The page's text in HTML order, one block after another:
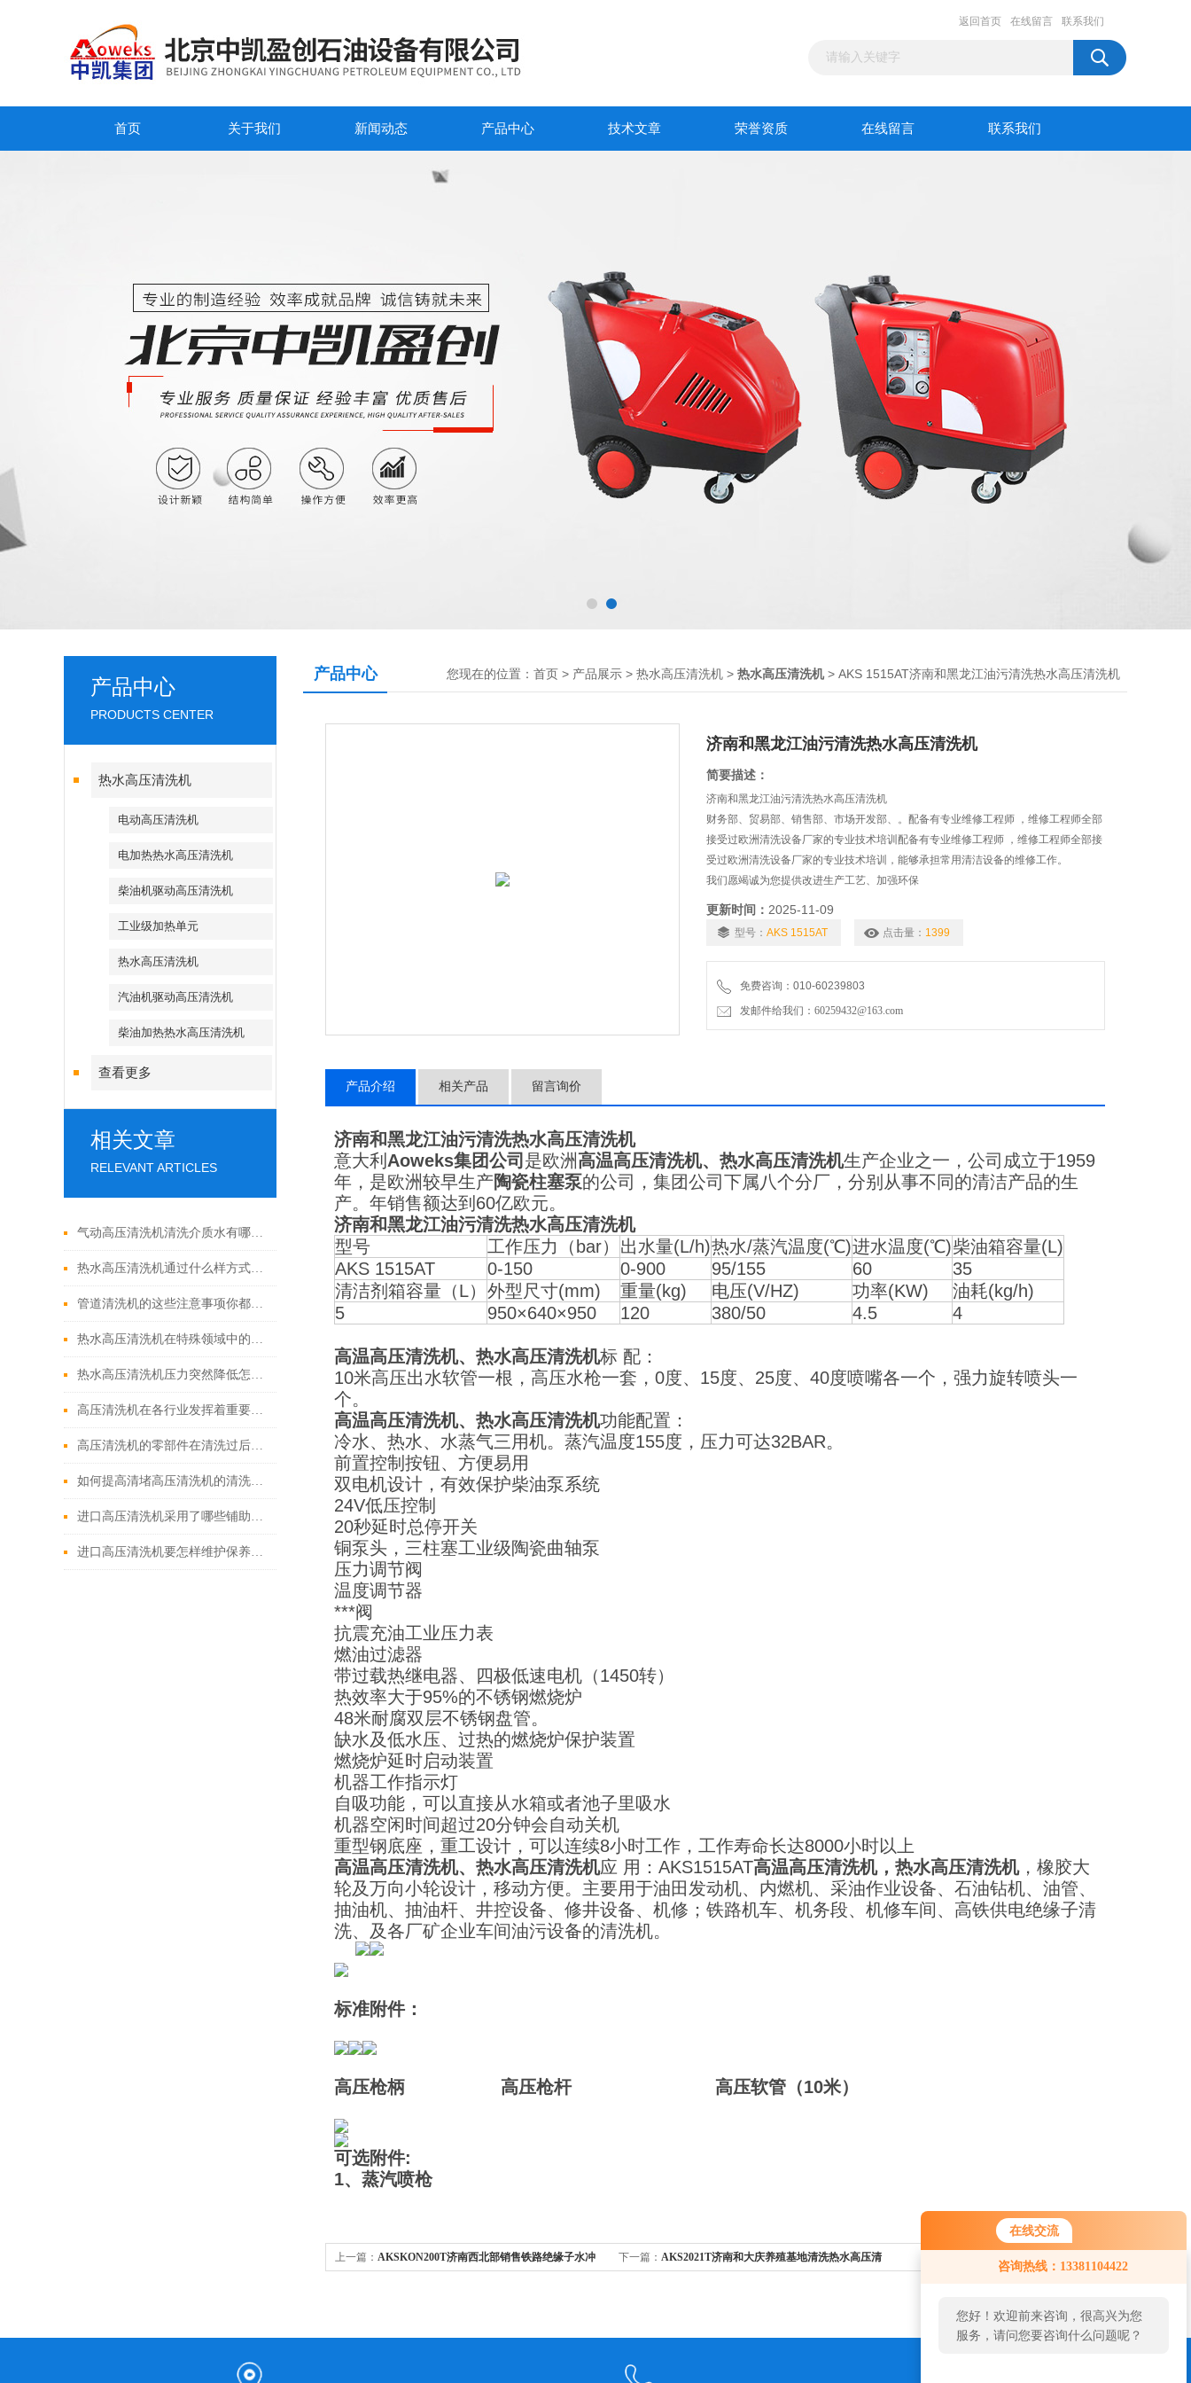
在线交流
咨询热线：13381104422
您好！欢迎前来咨询，很高兴为您
服务，请问您要咨询什么问题呢？
返回首页 在线留言 联系我们
首页 关于我们 新闻动态 产品中心 技术文章 荣誉资质 在线留言 联系我们
产品中心
PRODUCTS CENTER
热水高压清洗机
电动高压清洗机
电加热热水高压清洗机
柴油机驱动高压清洗机
工业级加热单元
热水高压清洗机
汽油机驱动高压清洗机
柴油加热热水高压清洗机
查看更多
相关文章
RELEVANT ARTICLES
气动高压清洗机清洗介质水有哪些优点
热水高压清洗机通过什么样方式来实现增压呢
管道清洗机的这些注意事项你都落实到位了吗
热水高压清洗机在特殊领域中的应用
热水高压清洗机压力突然降低怎么回事
高压清洗机在各行业发挥着重要的作用
高压清洗机的零部件在清洗过后还需要注意什么
如何提高清堵高压清洗机的清洗效果？
进口高压清洗机采用了哪些铺助系统
进口高压清洗机要怎样维护保养才算合理呢
产品中心 您现在的位置： 首页 > 产品展示 > 热水高压清洗机 > 热水高压清洗机> AKS 1515AT济南和黑龙江油污清洗热水高压清洗机
济南和黑龙江油污清洗热水高压清洗机
简要描述：
济南和黑龙江油污清洗热水高压清洗机
财务部、贸易部、销售部、市场开发部、。配备有专业维修工程师 ，维修工程师全部
接受过欧洲清洗设备厂家的专业技术培训配备有专业维修工程师 ，维修工程师全部接
受过欧洲清洗设备厂家的专业技术培训，能够承担常用清洁设备的维修工作。
我们愿竭诚为您提供改进生产工艺、加强环保
更新时间： 2025-11-09
型号： AKS 1515AT 点击量： 1399
免费咨询：010-60239803
发邮件给我们：60259432@163.com
产品介绍 相关产品 留言询价
济南和黑龙江油污清洗热水高压清洗机
意大利 Aoweks集团公司 是欧洲高温高压清洗机、热水高压清洗机生产企业之一，公司成立于1959
年，是欧洲较早生产陶瓷柱塞泵的公司，集团公司下属八个分厂，分别从事不同的清洁产品的生
产。年销售额达到60亿欧元。
济南和黑龙江油污清洗热水高压清洗机
型号
工作压力（bar） 出水量(L/h)热水/蒸汽温度(℃)进水温度(℃)柴油箱容量(L)
AKS 1515AT
0-150 0-900 95/155 60
35
清洁剂箱容量（L） 外型尺寸(mm) 重量(kg) 电压(V/HZ) 功率(KW)
油耗(kg/h)
5
950×640×950 120 380/50 4.5 4
高温高压清洗机、热水高压清洗机标 配：
10米高压出水软管一根，高压水枪一套，0度、15度、25度、40度喷嘴各一个，强力旋转喷头一
个。
高温高压清洗机、热水高压清洗机功能配置：
冷水、热水、水蒸气三用机。蒸汽温度155度，压力可达32BAR。
前置控制按钮、方便易用
双电机设计，有效保护柴油泵系统
24V低压控制
20秒延时总停开关
铜泵头，三柱塞工业级陶瓷曲轴泵
压力调节阀
温度调节器
***阀
抗震充油工业压力表
燃油过滤器
带过载热继电器、四极低速电机（1450转）
热效率大于95%的不锈钢燃烧炉
48米耐腐双层不锈钢盘管。
缺水及低水压、过热的燃烧炉保护装置
燃烧炉延时启动装置
机器工作指示灯
自吸功能，可以直接从水箱或者池子里吸水
机器空闲时间超过20分钟会自动关机
重型钢底座，重工设计，可以连续8小时工作，工作寿命长达8000小时以上
高温高压清洗机、热水高压清洗机应 用：AKS1515AT高温高压清洗机，热水高压清洗机，橡胶大
轮及万向小轮设计，移动方便。主要用于油田发动机、内燃机、采油作业设备、石油钻机、油管、
抽油机、抽油杆、井控设备、修井设备、机修；铁路机车、机务段、机修车间、高铁供电绝缘子清
洗、及各厂矿企业车间油污设备的清洗机。
标准附件：
高压枪柄 高压枪杆 高压软管（10米）
可选附件:
1、蒸汽喷枪
上一篇： AKSKON200T济南西北部销售铁路绝缘子水冲 下一篇： AKS2021T济南和大庆养殖基地清洗热水高压清 返回列表>>